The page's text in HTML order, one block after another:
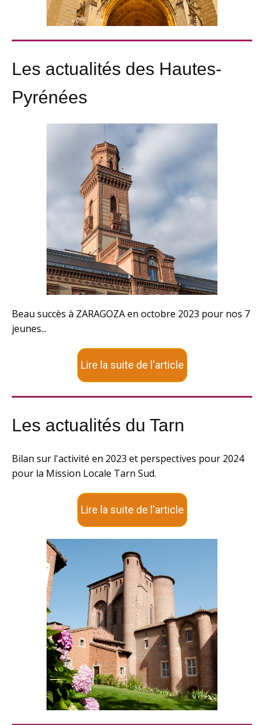
Les actualités des Hautes-
Pyrénées
Beau succès à ZARAGOZA en octobre 2023 pour nos 7
jeunes...
Lire la suite de l'article
Les actualités du Tarn
Bilan sur l'activité en 2023 et perspectives pour 2024
pour la Mission Locale Tarn Sud.
Lire la suite de l'article